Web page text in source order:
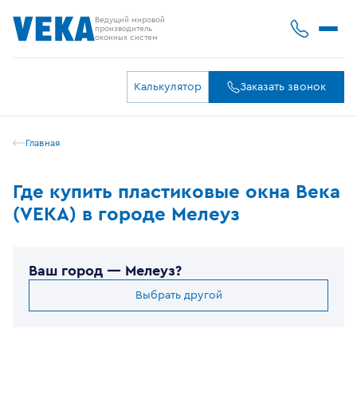
Ведущий мировой
производитель
оконных систем
Калькулятор Заказать звонок
Главная
Где купить пластиковые окна Века
(VEKA) в городе Мелеуз
Ваш город — Мелеуз?
Выбрать другой